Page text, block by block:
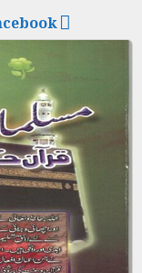
facebook